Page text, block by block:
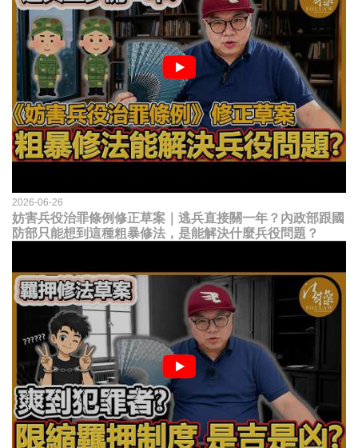
2026-06-26
妨害兵役治罪條例修正草案｜逃兵直接關一年？內政部跟國
防部只能想到這種粗暴修法，是能解決什麼兵役問題？